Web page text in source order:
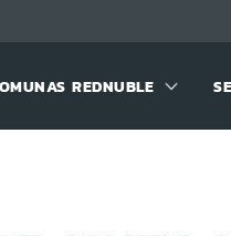
REDNUBLE